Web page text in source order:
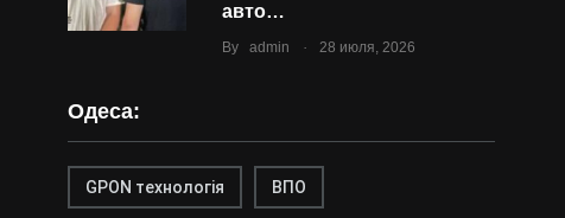
авто…
By admin . 28 июля, 2026
Одеса:
GPON технологія ВПО